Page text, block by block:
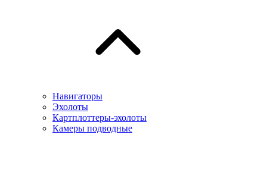
Навигаторы
Эхолоты
Картплоттеры-эхолоты
Камеры подводные